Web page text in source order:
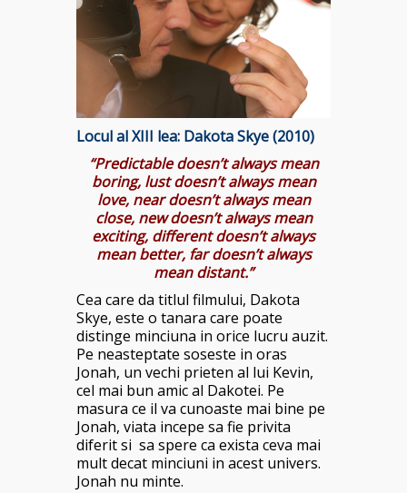
Locul al XIII lea: Dakota Skye (2010)
“Predictable doesn’t always mean
boring, lust doesn’t always mean
love, near doesn’t always mean
close, new doesn’t always mean
exciting, different doesn’t always
mean better, far doesn’t always
mean distant.”
Cea care da titlul filmului, Dakota
Skye, este o tanara care poate
distinge minciuna in orice lucru auzit.
Pe neasteptate soseste in oras
Jonah, un vechi prieten al lui Kevin,
cel mai bun amic al Dakotei. Pe
masura ce il va cunoaste mai bine pe
Jonah, viata incepe sa fie privita
diferit si sa spere ca exista ceva mai
mult decat minciuni in acest univers.
Jonah nu minte.